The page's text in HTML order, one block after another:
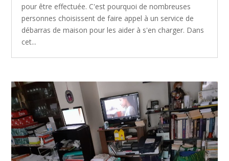
pour être effectuée. C'est pourquoi de nombreuses
personnes choisissent de faire appel à un service de
débarras de maison pour les aider à s'en charger. Dans
cet...